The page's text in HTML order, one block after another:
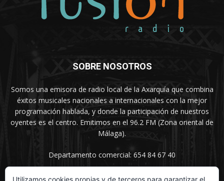
SOBRE NOSOTROS
Somos una emisora de radio local de la Axarquía que combina
éxitos musicales nacionales a internacionales con la mejor
programación hablada, y donde la participación de nuestros
oyentes es el centro. Emitimos en el 96.2 FM (Zona oriental de
Málaga).
Departamento comercial: 654 84 67 40
Utilizamos cookies propias y de terceros para garantizar el